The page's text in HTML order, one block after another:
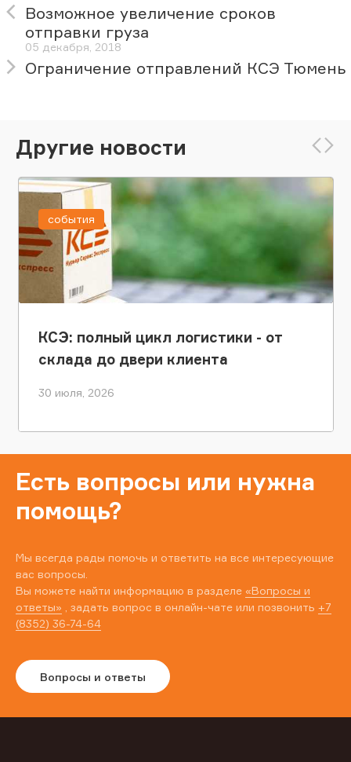
Возможное увеличение сроков
отправки груза
05 декабря, 2018
Ограничение отправлений КСЭ Тюмень
Другие новости
КСЭ: полный цикл логистики - от
склада до двери клиента
30 июля, 2026
события
Есть вопросы или нужна
помощь?
Мы всегда рады помочь и ответить на все интересующие
вас вопросы.
Вы можете найти информацию в разделе «Вопросы и
ответы» , задать вопрос в онлайн-чате или позвонить +7
(8352) 36-74-64
Вопросы и ответы